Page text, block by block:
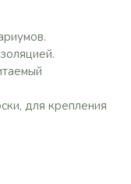
для крепления